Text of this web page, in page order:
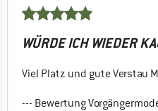
WÜRDE ICH WIEDER
Viel Platz und gute Verstau
--- Bewertung